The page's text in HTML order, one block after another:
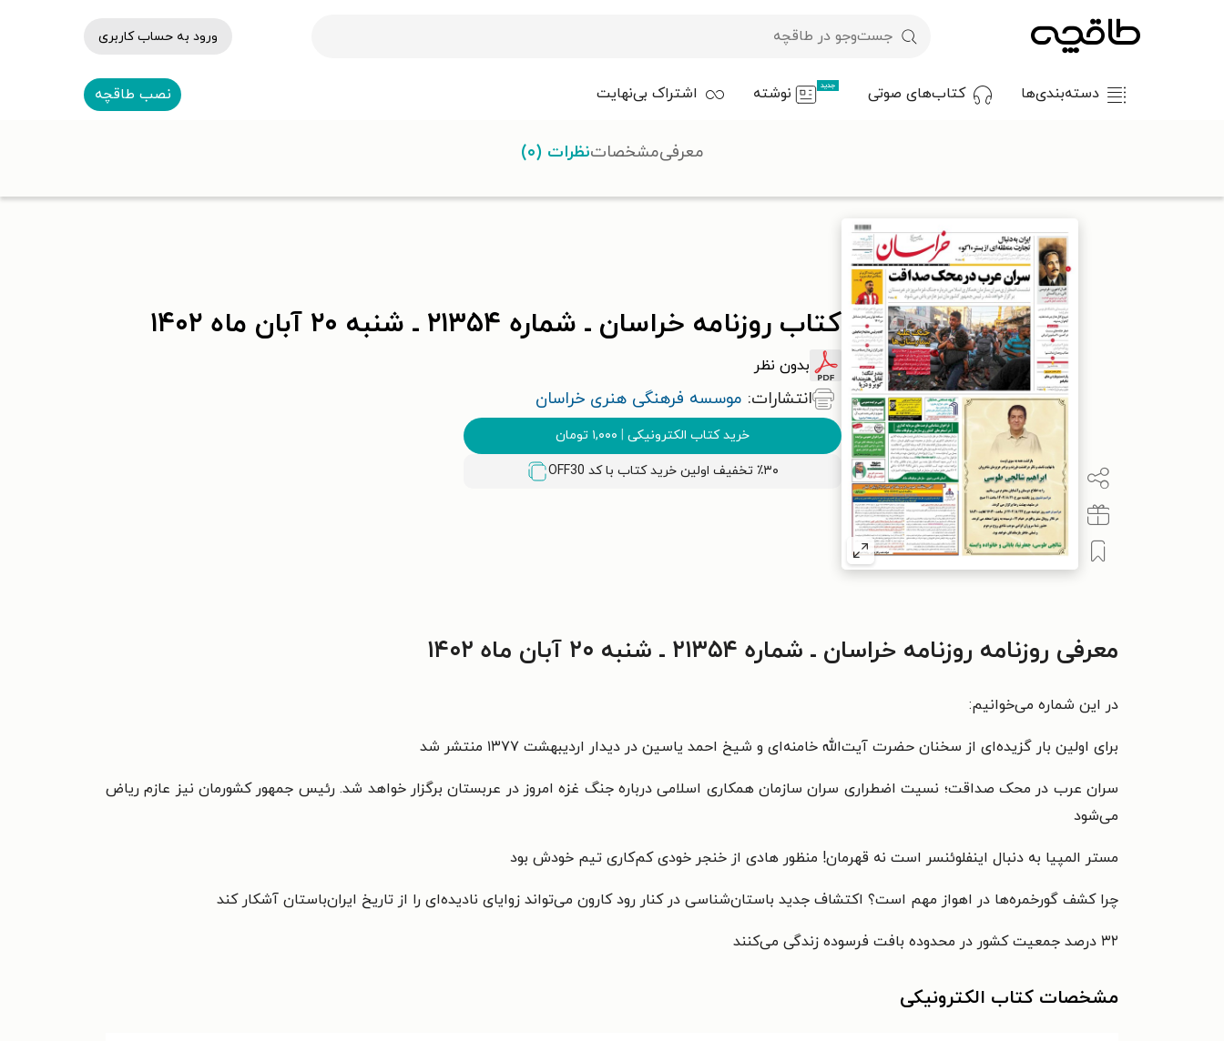
ورود به حساب کاربری
دسته‌بندی‌ها کتاب‌های صوتی جدید نوشته اشتراک بی‌نهایت نصب طاقچه
کتاب روزنامه خراسان ـ شماره ۲۱۳۵۴ ـ شنبه ۲۰ آبان ماه ۱۴۰۲
بدون نظر
انتشارات: موسسه فرهنگی هنری خراسان
خرید کتاب الکترونیکی | ۱,۰۰۰ تومان
٪۳۰ تخفیف اولین خرید کتاب با کد OFF30
معرفیمشخصاتنظرات (۰)
معرفی روزنامه روزنامه خراسان ـ شماره ۲۱۳۵۴ ـ شنبه ۲۰ آبان ماه ۱۴۰۲
در این شماره می‌خوانیم:
برای اولین بار گزیده‌ای از سخنان حضرت آیت‌الله خامنه‌ای و شیخ احمد یاسین در دیدار اردیبهشت ۱۳۷۷ منتشر شد
سران عرب در محک صداقت؛ نسیت اضطراری سران سازمان همکاری اسلامی درباره جنگ غزه امروز در عربستان برگزار خواهد شد. رئیس جمهور کشورمان نیز عازم ریاض
می‌شود
مستر المپیا به دنبال اینفلوئنسر است نه قهرمان! منظور هادی از خنجر خودی کم‌کاری تیم خودش بود
چرا کشف گورخمره‌ها در اهواز مهم است؟ اکتشاف جدید باستان‌شناسی در کنار رود کارون می‌تواند زوایای نادیده‌ای را از تاریخ ایران‌باستان آشکار کند
۳۲ درصد جمعیت کشور در محدوده بافت فرسوده زندگی می‌کنند
مشخصات کتاب الکترونیکی